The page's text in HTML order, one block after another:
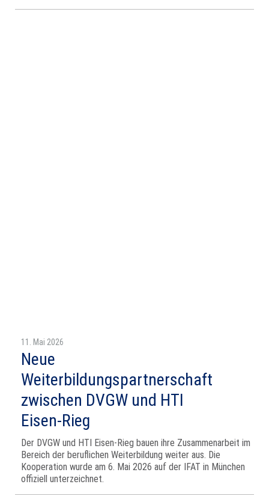
11. Mai 2026
Neue
Weiterbildungspartnerschaft
zwischen DVGW und HTI
Eisen‑Rieg
Der DVGW und HTI Eisen‑Rieg bauen ihre Zusammenarbeit im
Bereich der beruflichen Weiterbildung weiter aus. Die
Kooperation wurde am 6. Mai 2026 auf der IFAT in München
offiziell unterzeichnet.